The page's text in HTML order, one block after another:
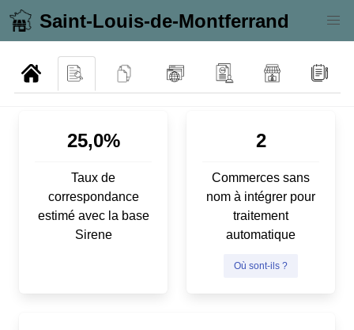
Saint-Louis-de-Montferrand
25,0%
Taux de
correspondance
estimé avec la base
Sirene
2
Commerces sans
nom à intégrer pour
traitement
automatique
Où sont-ils ?